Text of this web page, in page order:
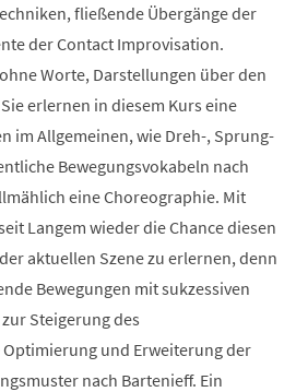
fließende Übergänge der
der Contact Improvisation.
Worte, Darstellungen über den
erlernen in diesem Kurs eine
im Allgemeinen, wie Dreh-, Sprung-
Bewegungsvokabeln nach
eine Choreographie. Mit
Langem wieder die Chance diesen
aktuellen Szene zu erlernen, denn
Bewegungen mit sukzessiven
Steigerung des
Optimierung und Erweiterung der
nach Bartenieff. Ein